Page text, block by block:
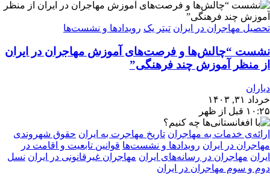
تحصیل مهاجران در ایران تیتر یک رویدادها و نشست‌ها
نشست “چالش‌ها و فرصت‌های آموزش مهاجران در ایران
از منظر آموزش چند فرهنگی”
دیاران
خرداد ۳۱, ۱۴۰۳
۱۰:۲۵ قبل از ظهر
ارائه‌ی خدمات به مهاجران تاریخ مهاجرت به ایران حقوق شهروندی
مهاجران در ایران رویدادها و نشست‌ها قوانین تابعیت و اقامت در
ایران مهاجران در رسانه‌های ایران مهاجران غیرقانونی در ایران نسل
دوم و سوم مهاجران در ایران